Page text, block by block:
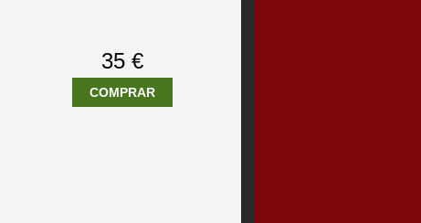
35 €
COMPRAR